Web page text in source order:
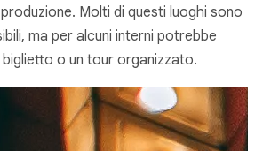
Molti di questi luoghi sono
ma per alcuni interni potrebbe
o un tour organizzato.